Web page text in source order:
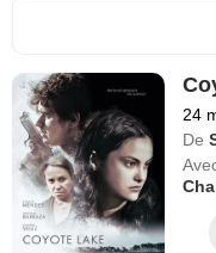
24
De